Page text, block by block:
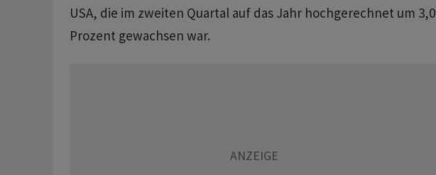
USA, die im zweiten Quartal auf das Jahr hochgerechnet um 3,0
Prozent gewachsen war.